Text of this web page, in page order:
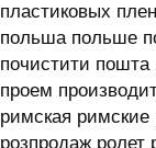
пластиковых
польша польше
почистити пошта
проем
римская римские
розпродаж ролет